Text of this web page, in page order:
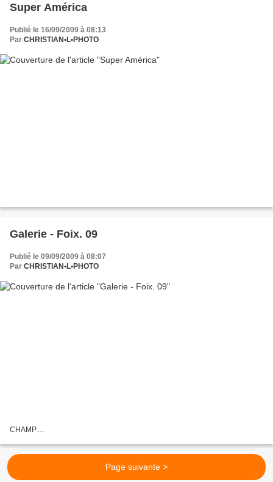
Super América
Publié le 16/09/2009 à 08:13
Par CHRISTIAN•L•PHOTO
Galerie - Foix. 09
Publié le 09/09/2009 à 08:07
Par CHRISTIAN•L•PHOTO
CHAMP…
Page suivante >